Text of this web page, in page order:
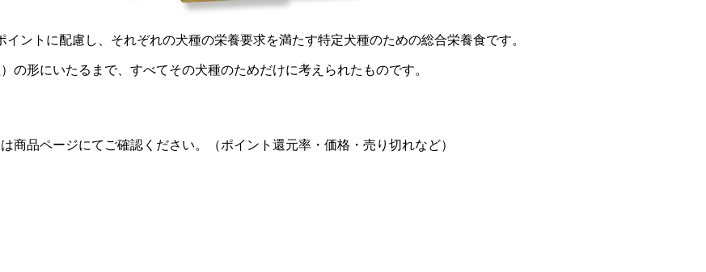
ントに配慮し、それぞれの犬種の栄養要求を満たす特定犬種のための総合栄養食です。
の形にいたるまで、すべてその犬種のためだけに考えられたものです。
品ページにてご確認ください。（ポイント還元率・価格・売り切れなど）